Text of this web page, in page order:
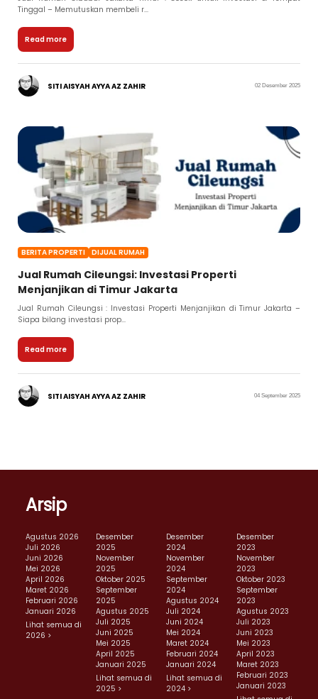
Tinggal – Memutuskan membeli r...
Read more
SITI AISYAH AYYA AZ ZAHIR 02 Desember 2025
BERITA PROPERTI DIJUAL RUMAH
Jual Rumah Cileungsi: Investasi Properti
Menjanjikan di Timur Jakarta
Jual Rumah Cileungsi : Investasi Properti Menjanjikan di Timur Jakarta –
Siapa bilang investasi prop...
Read more
SITI AISYAH AYYA AZ ZAHIR 04 September 2025
Arsip
Agustus 2026
Juli 2026
Juni 2026
Mei 2026
April 2026
Maret 2026
Februari 2026
Januari 2026
Lihat semua di
2026 >
Desember
2025
November
2025
Oktober 2025
September
2025
Agustus 2025
Juli 2025
Juni 2025
Mei 2025
April 2025
Januari 2025
Lihat semua di
2025 >
Desember
2024
November
2024
September
2024
Agustus 2024
Juli 2024
Juni 2024
Mei 2024
Maret 2024
Februari 2024
Januari 2024
Lihat semua di
2024 >
Desember
2023
November
2023
Oktober 2023
September
2023
Agustus 2023
Juli 2023
Juni 2023
Mei 2023
April 2023
Maret 2023
Februari 2023
Januari 2023